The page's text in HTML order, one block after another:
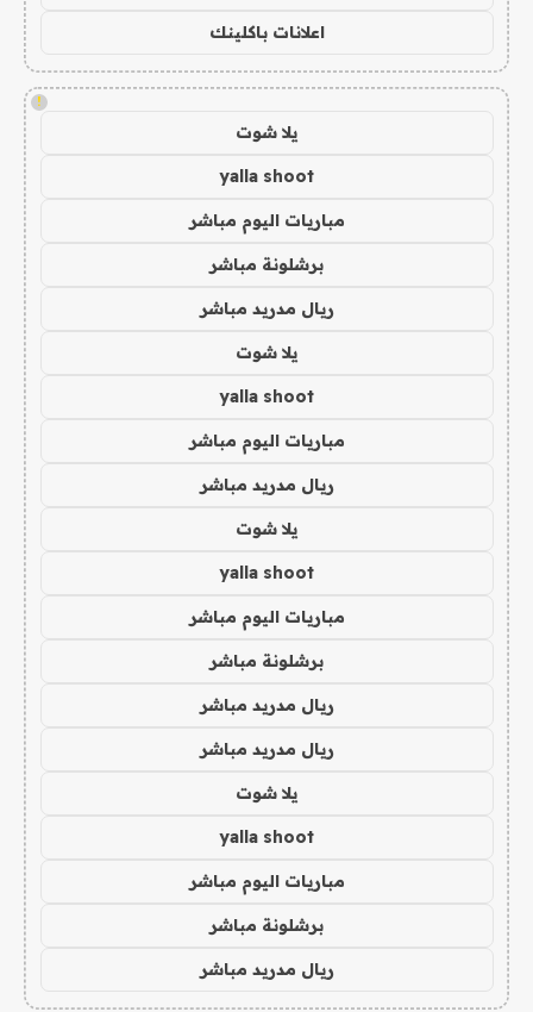
اعلانات باكلينك
!
يلا شوت
yalla shoot
مباريات اليوم مباشر
برشلونة مباشر
ريال مدريد مباشر
يلا شوت
yalla shoot
مباريات اليوم مباشر
ريال مدريد مباشر
يلا شوت
yalla shoot
مباريات اليوم مباشر
برشلونة مباشر
ريال مدريد مباشر
ريال مدريد مباشر
يلا شوت
yalla shoot
مباريات اليوم مباشر
برشلونة مباشر
ريال مدريد مباشر